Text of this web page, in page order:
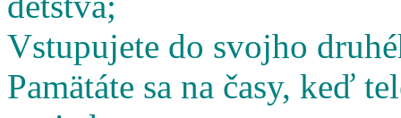
Vstupujete do svojho
Pamätáte sa na časy, keď